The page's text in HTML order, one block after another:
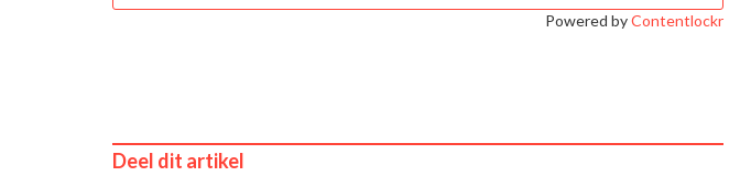
Powered byContentlockr
Deel dit artikel